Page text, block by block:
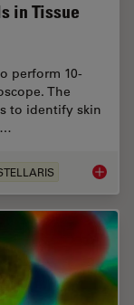
in Tissue
perform 10-
The
to identify skin